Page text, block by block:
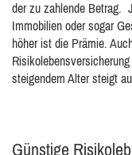
der zu zahlende Betrag.
Immobilien oder sogar
höher ist die Prämie.
steigendem Alter steigt
Günstige